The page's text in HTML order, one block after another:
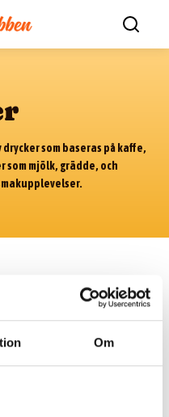
Om
som baseras på kaffe,
mjölk, grädde, och